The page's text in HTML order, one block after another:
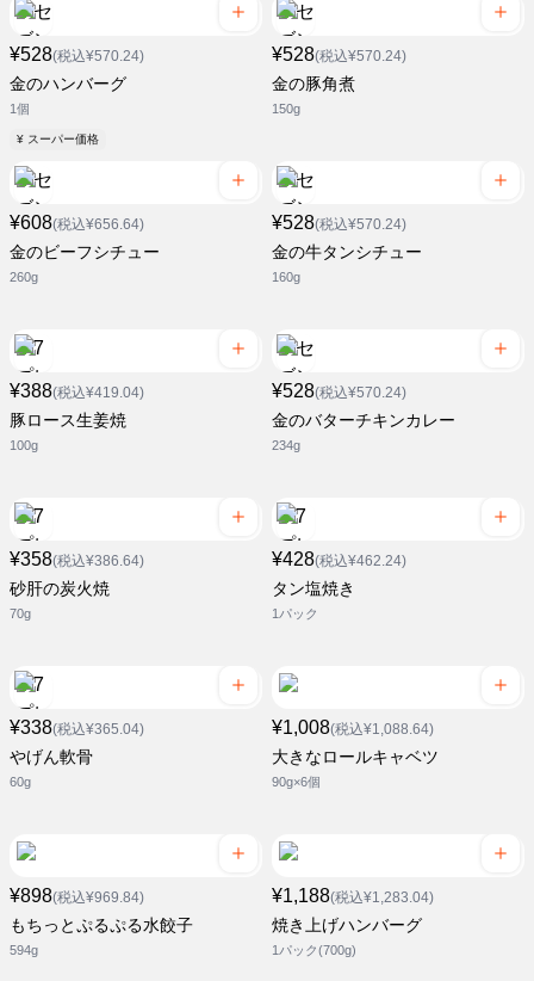
¥528(税込¥570.24)
金のハンバーグ
1個
¥ スーパー価格
¥528(税込¥570.24)
金の豚角煮
150g
¥608(税込¥656.64)
金のビーフシチュー
260g
¥528(税込¥570.24)
金の牛タンシチュー
160g
¥388(税込¥419.04)
豚ロース生姜焼
100g
¥528(税込¥570.24)
金のバターチキンカレー
234g
¥358(税込¥386.64)
砂肝の炭火焼
70g
¥428(税込¥462.24)
タン塩焼き
1パック
¥338(税込¥365.04)
やげん軟骨
60g
¥1,008(税込¥1,088.64)
大きなロールキャベツ
90g×6個
¥898(税込¥969.84)
もちっとぷるぷる水餃子
594g
¥1,188(税込¥1,283.04)
焼き上げハンバーグ
1パック(700g)